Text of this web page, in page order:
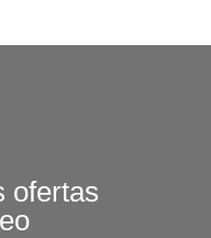
ofertas